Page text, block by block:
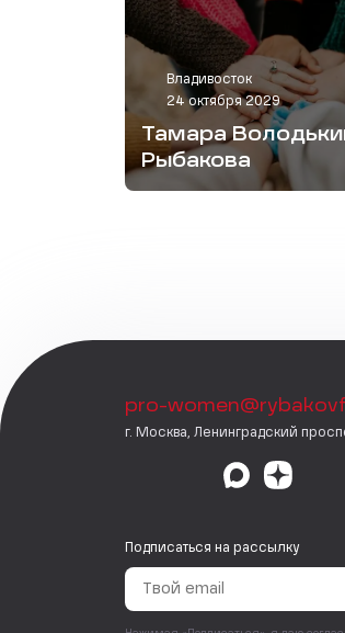
Владивосток
24 октября 2029
Тамара
Рыбакова
pro-
г. Москва, Ленинградский
Подписаться на рассылку